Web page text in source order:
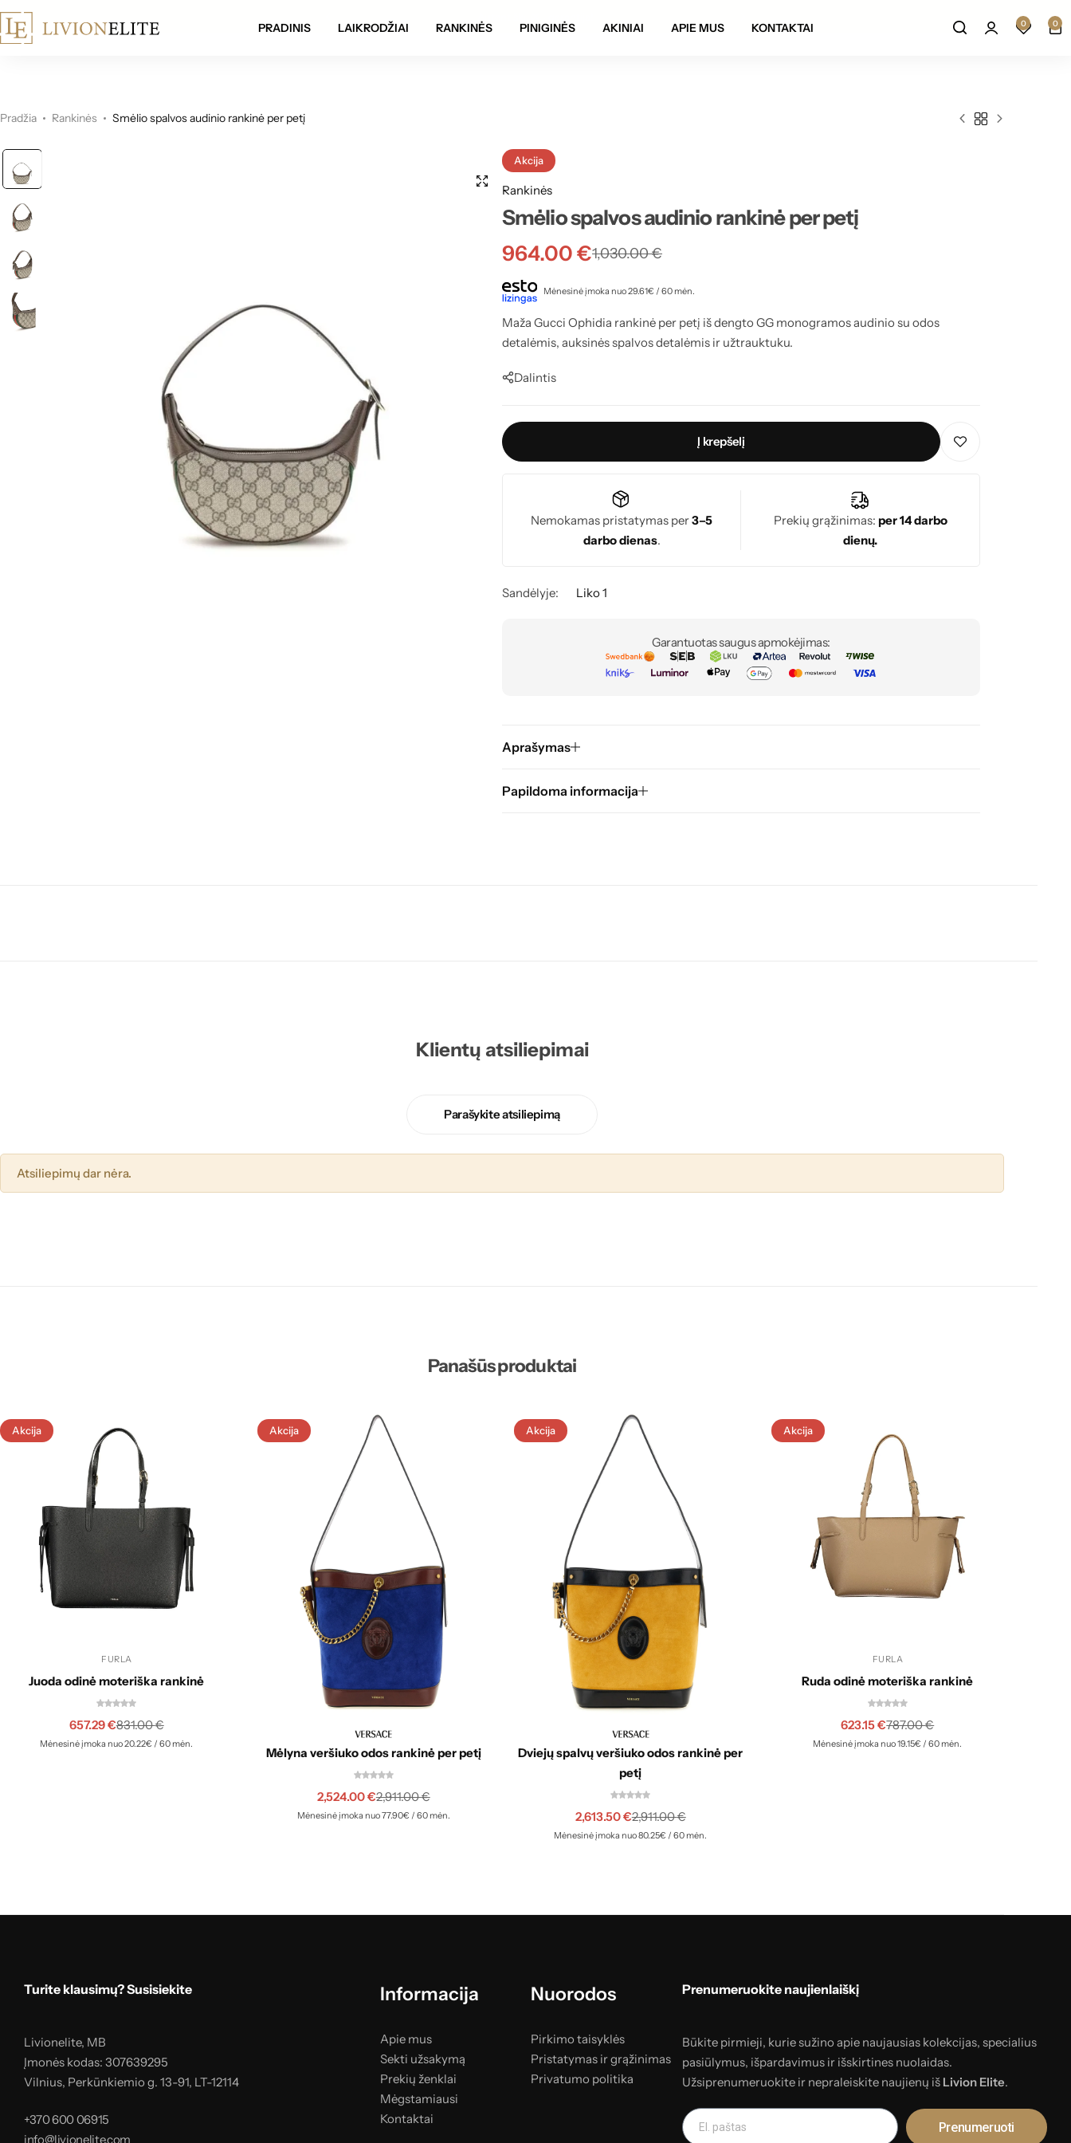
pristatymas visoje Lietuvoje! Prekių grąžinimas per 14 darbo
PRADINIS LAIKRODŽIAI RANKINĖS PINIGINĖS AKINIAI APIE MUS KONTAKTAI 0 0
Pradžia Rankinės Smėlio spalvos audinio rankinė per petį
Akcija
Rankinės
Smėlio spalvos audinio rankinė per petį
1,030.00€
964.00€
Mėnesinė įmoka nuo 29.61€ / 60 mėn.
Maža Gucci Ophidia rankinė per petį iš dengto GG monogramos audinio su odos
detalėmis, auksinės spalvos detalėmis ir užtrauktuku.
Dalintis
Į krepšelį
Nemokamas pristatymas per3–5
darbo dienas.
Prekių grąžinimas: per 14 darbo
dienų.
Sandėlyje: Liko 1
Garantuotas saugus apmokėjimas:
Aprašymas
Papildoma informacija
Klientų atsiliepimai
Parašykite atsiliepimą
Atsiliepimų dar nėra.
Panašūs produktai
Akcija
FURLA
Juoda odinė moteriška rankinė
831.00€
657.29€
Mėnesinė įmoka nuo 20.22€ / 60 mėn.
Akcija
Mėlyna veršiuko odos rankinė per petį
2,911.00€
2,524.00€
Mėnesinė įmoka nuo 77.90€ / 60 mėn.
Akcija
Dviejų spalvų veršiuko odos rankinė per
petį
2,911.00€
2,613.50€
Mėnesinė įmoka nuo 80.25€ / 60 mėn.
Akcija
FURLA
Ruda odinė moteriška rankinė
787.00€
623.15€
Mėnesinė įmoka nuo 19.15€ / 60 mėn.
Turite klausimų? Susisiekite
Livionelite, MB
Įmonės kodas: 307639295
Vilnius, Perkūnkiemio g. 13-91, LT-12114
+370 600 06915
info@livionelite.com
Informacija
Apie mus
Sekti užsakymą
Prekių ženklai
Mėgstamiausi
Kontaktai
Nuorodos
Pirkimo taisyklės
Pristatymas ir grąžinimas
Privatumo politika
Prenumeruokite naujienlaiškį
Būkite pirmieji, kurie sužino apie naujausias kolekcijas, specialius
pasiūlymus, išpardavimus ir išskirtines nuolaidas.
Užsiprenumeruokite ir nepraleiskite naujienų iš Livion Elite.
Prenumeruoti